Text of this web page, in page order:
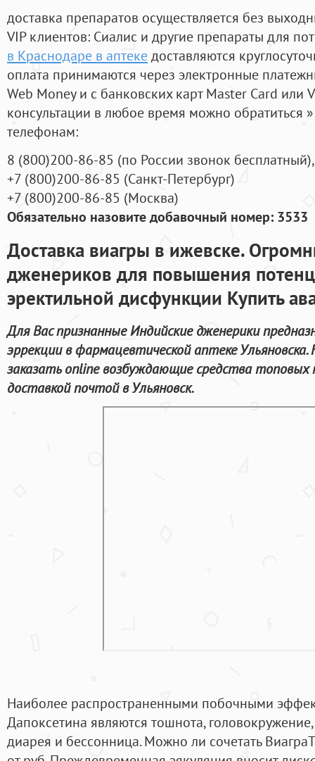
доставка препаратов осуществляется без
VIP клиентов: Сиалис и другие препараты для
в Краснодаре в аптекедоставляются
оплата принимаются через электронные
Web Money и с банковских карт Master Card или
консультации в любое время можно обратиться
телефонам:
8 (800)200-86-85 (по России звонок бесплатный),
+7 (800)200-86-85 (Санкт-Петербург)
+7 (800)200-86-85 (Москва)
Обязательно назовите добавочный номер: 3533
Доставка виагры в ижевске.
дженериков для повышения
эректильной дисфункции Купить
Для Вас признанные Индийские дженерики
эррекции в фармацевтической аптеке
заказать online возбуждающие средства топовых
доставкой почтой в Ульяновск.
Наиболее распространенными побочными
Дапоксетина являются тошнота, головокружение,
диарея и бессонница. Можно ли сочетать